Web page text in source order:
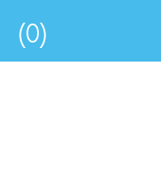
(0)